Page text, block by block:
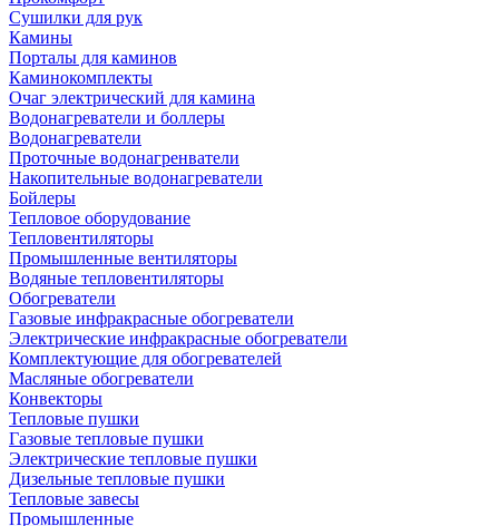
Сушилки для рук
Камины
Порталы для каминов
Каминокомплекты
Очаг электрический для камина
Водонагреватели и боллеры
Водонагреватели
Проточные водонагренватели
Накопительные водонагреватели
Бойлеры
Тепловое оборудование
Тепловентиляторы
Промышленные вентиляторы
Водяные тепловентиляторы
Обогреватели
Газовые инфракрасные обогреватели
Электрические инфракрасные обогреватели
Комплектующие для обогревателей
Масляные обогреватели
Конвекторы
Тепловые пушки
Газовые тепловые пушки
Электрические тепловые пушки
Дизельные тепловые пушки
Тепловые завесы
Промышленные